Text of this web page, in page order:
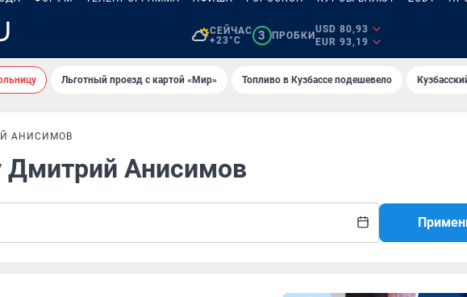
СЕЙЧАС
+23°C
3 ПРОБКИ
USD 80,93
EUR 93,19
Льготный проезд с картой «Мир» Топливо в Кузбассе подешевело
АНИСИМОВ
Дмитрий Анисимов